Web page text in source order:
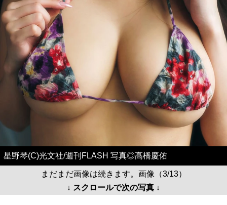
星野琴(C)光文社/週刊FLASH 写真◎髙橋慶佑
まだまだ画像は続きます。画像（3/13）
↓ スクロールで次の写真 ↓